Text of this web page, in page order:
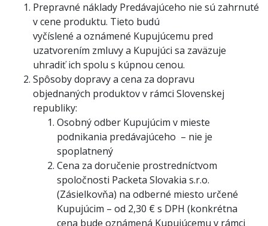
Prepravné náklady Predávajúceho nie sú zahrnuté
v cene produktu. Tieto budú
vyčíslené a oznámené Kupujúcemu pred
uzatvorením zmluvy a Kupujúci sa zaväzuje
uhradiť ich spolu s kúpnou cenou.
Spôsoby dopravy a cena za dopravu
objednaných produktov v rámci Slovenskej
republiky:
Osobný odber Kupujúcim v mieste
podnikania predávajúceho – nie je
spoplatnený
Cena za doručenie prostredníctvom
spoločnosti Packeta Slovakia s.r.o.
(Zásielkovňa) na odberné miesto určené
Kupujúcim – od 2,30 € s DPH (konkrétna
cena bude oznámená Kupujúcemu v rámci